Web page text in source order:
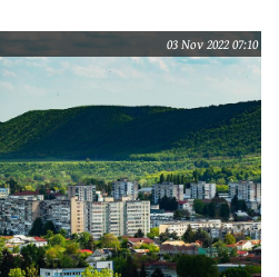
Am publicat deja
alocate peste 21 milioane lei.
03 Nov 2022 07:10